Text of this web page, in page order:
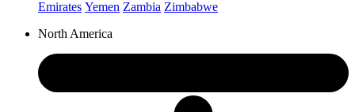
Emirates Yemen Zambia Zimbabwe
North America